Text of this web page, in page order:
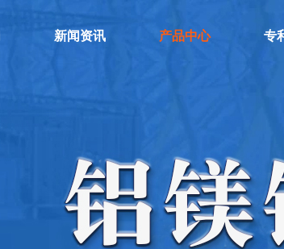
新闻资讯 产品中心 专